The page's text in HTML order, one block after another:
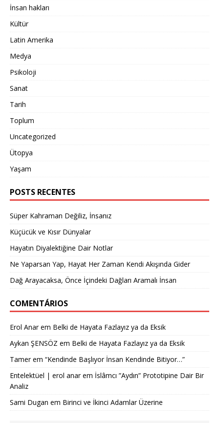
İnsan hakları
Kültür
Latin Amerika
Medya
Psikoloji
Sanat
Tarih
Toplum
Uncategorized
Ütopya
Yaşam
POSTS RECENTES
Süper Kahraman Değiliz, İnsanız
Küçücük ve Kısır Dünyalar
Hayatın Diyalektiğine Dair Notlar
Ne Yaparsan Yap, Hayat Her Zaman Kendi Akışında Gider
Dağ Arayacaksa, Önce İçindeki Dağları Aramalı İnsan
COMENTÁRIOS
Erol Anarem Belki de Hayata Fazlayız ya da Eksik
Aykan ŞENSÖZ em Belki de Hayata Fazlayız ya da Eksik
Tamerem “Kendinde Başlıyor İnsan Kendinde Bitiyor…”
Entelektüel | erol anarem İslâmcı ”Aydın” Prototipine Dair Bir
Analiz
Sami Dugan em Birinci ve İkinci Adamlar Üzerine